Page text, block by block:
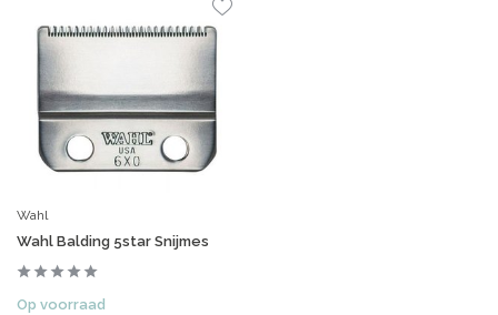
Wahl
Wahl Balding 5star Snijmes
Op voorraad